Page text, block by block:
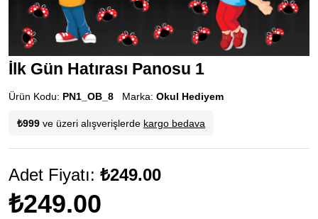
İlk Gün Hatırası Panosu 1
Ürün Kodu: PN1_OB_8 Marka: Okul Hediyem
₺999 ve üzeri alışverişlerde kargo bedava
Adet Fiyatı: ₺249.00
₺249.00